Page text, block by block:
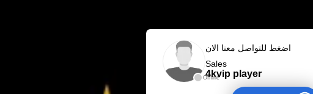
Offline
اضغط للتواصل معنا الان
Sales
4kvip player